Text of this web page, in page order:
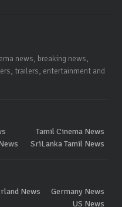
news, breaking news,
trailers, entertainment and
Tamil Cinema News
SriLanka Tamil News
News
Germany News
US News